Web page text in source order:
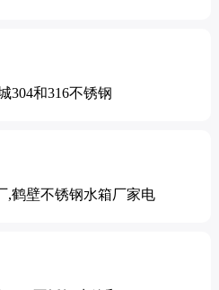
304和316不锈钢
,鹤壁不锈钢水箱厂家电